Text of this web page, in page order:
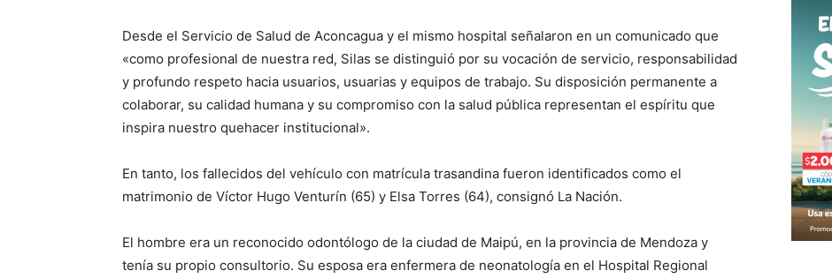
Desde el Servicio de Salud de Aconcagua y el mismo hospital señalaron en un comunicado que
«como profesional de nuestra red, Silas se distinguió por su vocación de servicio, responsabilidad
y profundo respeto hacia usuarios, usuarias y equipos de trabajo. Su disposición permanente a
colaborar, su calidad humana y su compromiso con la salud pública representan el espíritu que
inspira nuestro quehacer institucional».
En tanto, los fallecidos del vehículo con matrícula trasandina fueron identificados como el
matrimonio de Víctor Hugo Venturín (65) y Elsa Torres (64), consignó La Nación.
El hombre era un reconocido odontólogo de la ciudad de Maipú, en la provincia de Mendoza y
tenía su propio consultorio. Su esposa era enfermera de neonatología en el Hospital Regional